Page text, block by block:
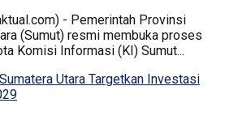
- Pemerintah Provinsi
(Sumut) resmi membuka proses
Komisi Informasi (KI) Sumut...